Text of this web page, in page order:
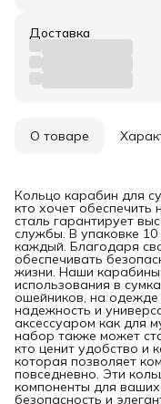
Доставка
О товаре
Кольцо карабин для
кто хочет
сталь гарантирует
службы. В упаковке
каждый. Благодаря
обеспечивать
жизни. Наши
использования в
ошейников, на одежде
надежность и
аксессуаром как для
набор также может
кто ценит удобство и
которая позволяет
повседневно. Эти
компоненты для
безопасность и